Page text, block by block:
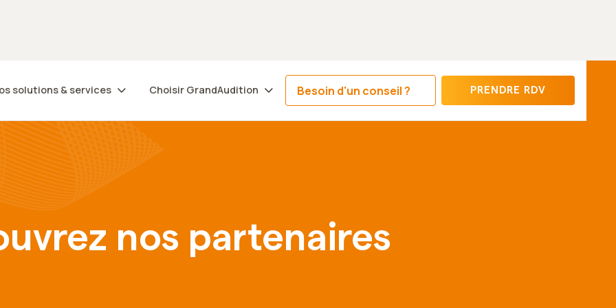
solutions & services Choisir GrandAudition Besoin d'un conseil ? PRENDRE RDV
nos partenaires